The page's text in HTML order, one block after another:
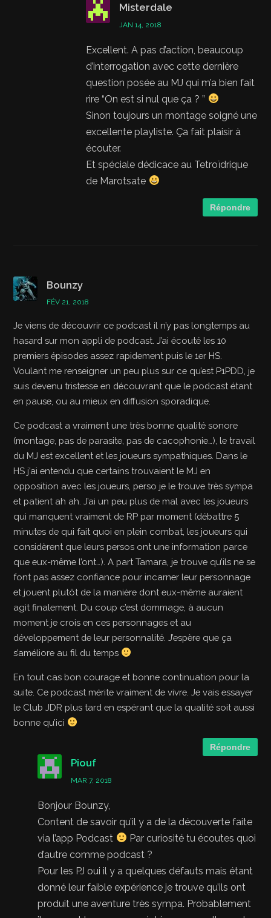
Misterdale
JAN 14, 2018
Excellent. A pas d’action, beaucoup
d’interrogation avec cette dernière
question posée au MJ qui m’a bien fait
rire “On est si nul que ça ? ”
Sinon toujours un montage soigné une
excellente playliste. Ça fait plaisir à
écouter.
Et spéciale dédicace au Tetroïdrique
de Marotsate
Répondre
Bounzy
FÉV 21, 2018
Je viens de découvrir ce podcast il n’y pas longtemps au
hasard sur mon appli de podcast. J’ai écouté les 10
premiers épisodes assez rapidement puis le 1er HS.
Voulant me renseigner un peu plus sur ce qu’est P1PDD, je
suis devenu tristesse en découvrant que le podcast étant
en pause, ou au mieux en diffusion sporadique.
Ce podcast a vraiment une très bonne qualité sonore
(montage, pas de parasite, pas de cacophonie…), le travail
du MJ est excellent et les joueurs sympathiques. Dans le
HS j’ai entendu que certains trouvaient le MJ en
opposition avec les joueurs, perso je le trouve très sympa
et patient ah ah. J’ai un peu plus de mal avec les joueurs
qui manquent vraiment de RP par moment (débattre 5
minutes de qui fait quoi en plein combat, les joueurs qui
considèrent que leurs persos ont une information parce
que eux-même l’ont…). A part Tamara, je trouve qu’ils ne se
font pas assez confiance pour incarner leur personnage
et jouent plutôt de la manière dont eux-même auraient
agit finalement. Du coup c’est dommage, à aucun
moment je crois en ces personnages et au
développement de leur personnalité. J’espère que ça
s’améliore au fil du temps
En tout cas bon courage et bonne continuation pour la
suite. Ce podcast mérite vraiment de vivre. Je vais essayer
le Club JDR plus tard en espérant que la qualité soit aussi
bonne qu’ici
Répondre
Piouf
MAR 7, 2018
Bonjour Bounzy,
Content de savoir qu’il y a de la découverte faite
via l’app Podcast
Par curiosité tu écoutes quoi
d’autre comme podcast ?
Pour les PJ oui il y a quelques défauts mais étant
donné leur faible expérience je trouve qu’ils ont
produit une aventure très sympa. Probablement